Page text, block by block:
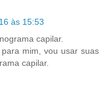
às 15:53
capilar.
mim, vou usar suas
capilar.